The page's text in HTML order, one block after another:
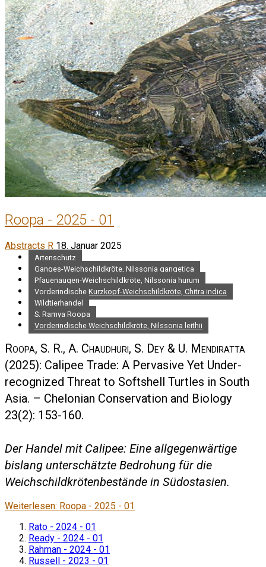
Roopa - 2025 - 01
Abstracts R 18. Januar 2025
Artenschutz
Ganges-Weichschildkröte, Nilssonia gangetica
Pfauenaugen-Weichschildkröte, Nilssonia hurum
Vorderindische Kurzkopf-Weichschildkröte, Chitra indica
Wildtierhandel
S. Ramya Roopa
Vorderindische Weichschildkröte, Nilssonia leithii
Roopa, S. R., A. Chaudhuri, S. Dey & U. Mendiratta
(2025): Calipee Trade: A Pervasive Yet Under-
recognized Threat to Softshell Turtles in South
Asia. – Chelonian Conservation and Biology
23(2): 153-160.
Der Handel mit Calipee: Eine allgegenwärtige
bislang unterschätzte Bedrohung für die
Weichschildkrötenbestände in Südostasien.
Weiterlesen: Roopa - 2025 - 01
Rato - 2024 - 01
Ready - 2024 - 01
Rahman - 2024 - 01
Russell - 2023 - 01